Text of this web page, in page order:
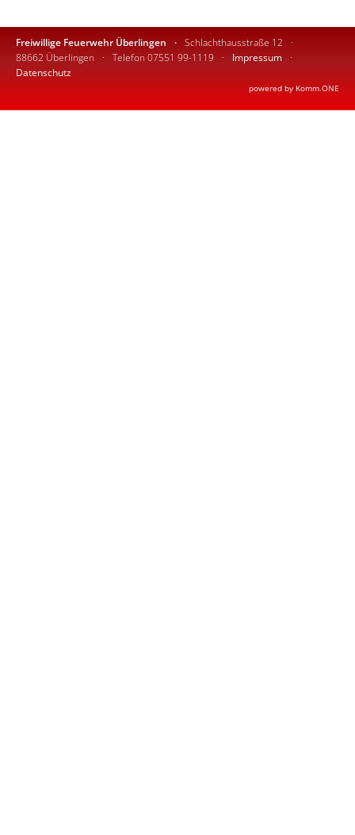
Freiwillige Feuerwehr Überlingen
Schlachthausstraße 12
88662 Überlingen
Telefon 07551 99-1119
Impressum
Datenschutz
powered by Komm.ONE